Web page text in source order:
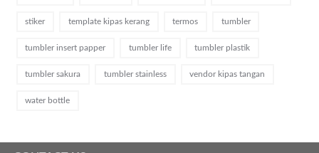
stiker template kipas kerang termos tumbler
tumbler insert papper tumbler life tumbler plastik
tumbler sakura tumbler stainless vendor kipas tangan
water bottle